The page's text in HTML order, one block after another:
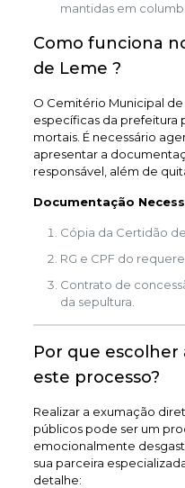
mantidas em
Como funciona
de Leme ?
O Cemitério Municipal
específicas da prefeitura
mortais. É necessário
apresentar a
responsável, além de
Documentação
Cópia da Certidão
RG e CPF do
Contrato de
da sepultura.
Por que escolher
este processo?
Realizar a exumação
públicos pode ser um
emocionalmente
sua parceira
detalhe: